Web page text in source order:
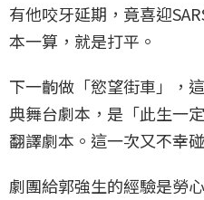
有他咬牙延期，竟喜迎
本一算，就是打平。
下一齣做「慾望街車」，
典舞台劇本，是「此生一
翻譯劇本。這一次又不幸
劇團給郭強生的經驗是勞